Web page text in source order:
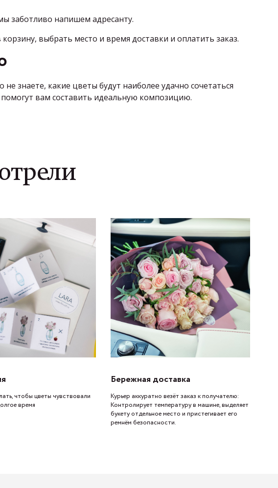
заботливо напишем адресанту.
выбрать место и время доставки и оплатить заказ.
знаете, какие цветы будут наиболее удачно сочетаться
вам составить идеальную композицию.
чтобы цветы чувствовали
время
Бережная доставка
Курьер аккуратно везёт заказ к получателю:
Контролирует температуру в машине, выделяет
букету отдельное место и пристегивает его
ремнём безопасности.